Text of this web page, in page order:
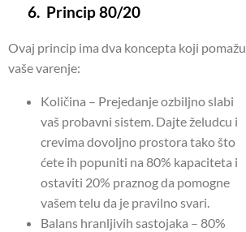
6. Princip 80/20
Ovaj princip ima dva koncepta koji pomažu
vaše varenje:
Količina – Prejedanje ozbiljno slabi
vaš probavni sistem. Dajte želudcu i
crevima dovoljno prostora tako što
ćete ih popuniti na 80% kapaciteta i
ostaviti 20% praznog da pomogne
vašem telu da je pravilno svari.
Balans hranljivih sastojaka – 80%